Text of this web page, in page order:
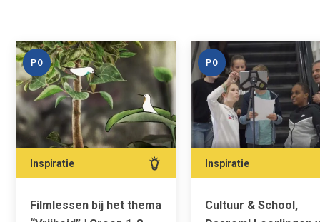
PO
Inspiratie
Filmlessen bij het thema
PO
Inspiratie
Cultuur & School,